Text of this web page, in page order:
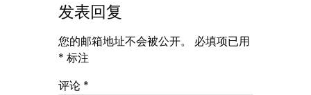
发表回复
您的邮箱地址不会被公开。
必填项已用
* 标注
评论 *